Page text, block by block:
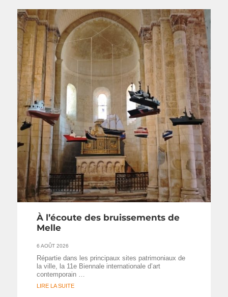
À l’écoute des bruissements de
Melle
6 AOÛT 2026
Répartie dans les principaux sites patrimoniaux de
la ville, la 11e Biennale internationale d’art
contemporain …
LIRE LA SUITE